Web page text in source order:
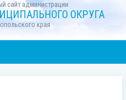
сайт администрации
ОКРУГА
края